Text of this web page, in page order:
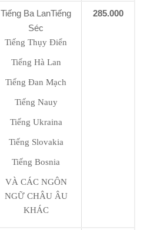
Tiếng Ba LanTiếng
Séc
Tiếng Thụy Điển
Tiếng Hà Lan
Tiếng Đan Mạch
Tiếng Nauy
Tiếng Ukraina
Tiếng Slovakia
Tiếng Bosnia
VÀ CÁC NGÔN
NGỮ CHÂU ÂU
KHÁC
285.000